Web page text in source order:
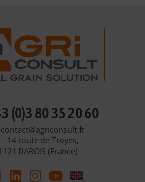
(0)3 80 35 20 60
contact@agriconsult.fr
14 route de Troyes,
DAROIS (France)